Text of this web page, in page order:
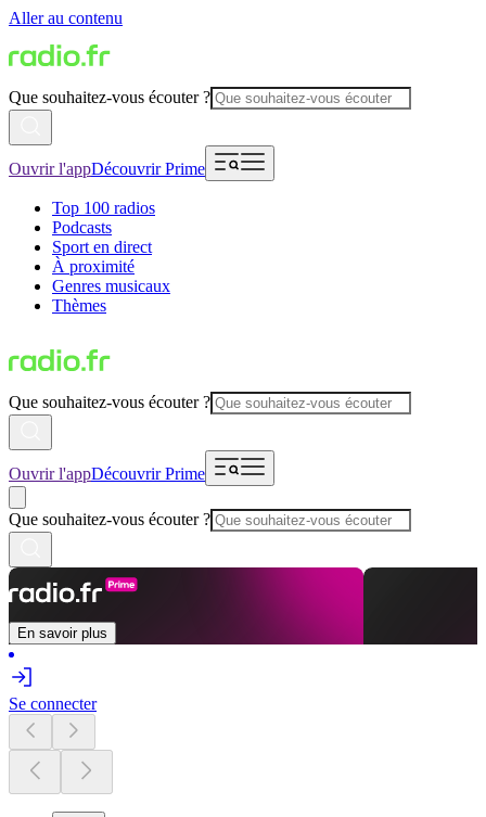
Aller au contenu
Que souhaitez-vous écouter ?
Ouvrir l'appDécouvrir Prime
Top 100 radios
Podcasts
Sport en direct
À proximité
Genres musicaux
Thèmes
Que souhaitez-vous écouter ?
Ouvrir l'appDécouvrir Prime
Que souhaitez-vous écouter ?
En savoir plus
Se connecter